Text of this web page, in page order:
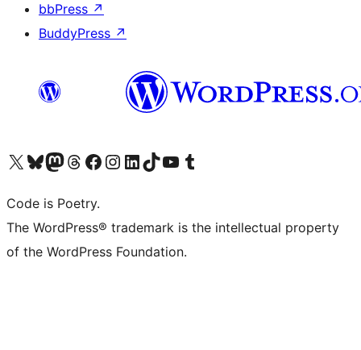
bbPress ↗
BuddyPress ↗
Visita il nostro account X (ex Twitter)
Visita il nostro account Bluesky
Visita il nostro account Mastodon
Visita il nostro account Threads
Visita la nostra pagina Facebook
Visita il nostro account Instagram
Visita il nostro account LinkedIn
Visita il nostro account TikTok
Visita il nostro canale YouTube
Visita il nostro account Tumblr
Code is Poetry.
The WordPress® trademark is the intellectual property
of the WordPress Foundation.